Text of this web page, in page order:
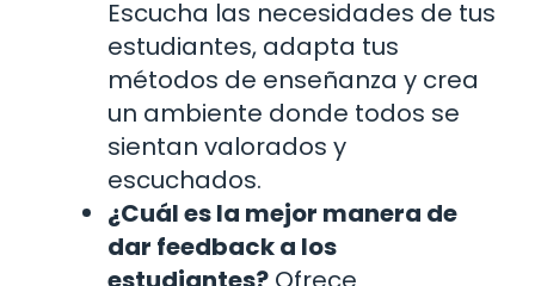
Escucha las necesidades de tus
estudiantes, adapta tus
métodos de enseñanza y crea
un ambiente donde todos se
sientan valorados y
escuchados.
¿Cuál es la mejor manera de
dar feedback a los